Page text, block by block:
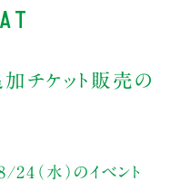
チケット販売の
（水）のイベント